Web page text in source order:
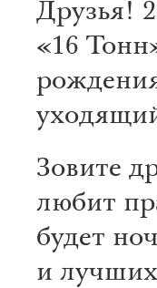
Друзья!
«16
Зовите
любит
будет
и лучших